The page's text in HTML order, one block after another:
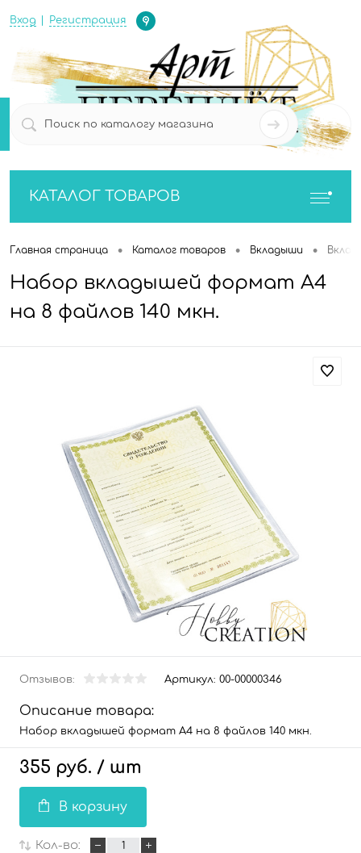
Вход Регистрация
Определение
0
КАТАЛОГ ТОВАРОВ
Главная страница • Каталог товаров • Вкладыши •
Набор вкладышей формат А4
на 8 файлов 140 мкн.
Отзывов: Артикул: 00-00000346
Описание товара:
Набор вкладышей формат А4 на 8 файлов 140 мкн.
355 руб. / шт
В корзину
Кол-во: